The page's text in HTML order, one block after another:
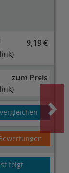
9,19 €
zum Preis
folgt